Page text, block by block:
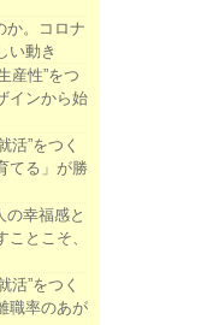
か。コロナ
い動き
産性”をつ
インから始
活”をつく
てる」が勝
の幸福感と
とこそ、
活”をつく
職率のあが